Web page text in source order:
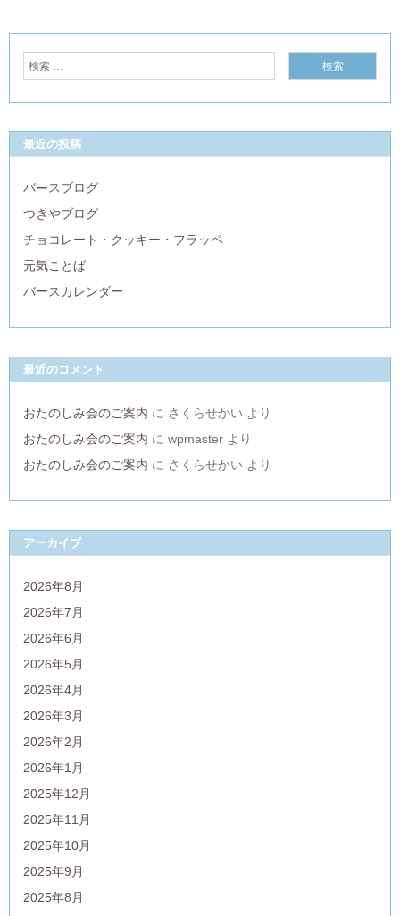
最近の投稿
バースブログ
つきやブログ
チョコレート・クッキー・フラッペ
元気ことば
バースカレンダー
最近のコメント
おたのしみ会のご案内 に さくらせかい より
おたのしみ会のご案内 に wpmaster より
おたのしみ会のご案内 に さくらせかい より
アーカイブ
2026年8月
2026年7月
2026年6月
2026年5月
2026年4月
2026年3月
2026年2月
2026年1月
2025年12月
2025年11月
2025年10月
2025年9月
2025年8月